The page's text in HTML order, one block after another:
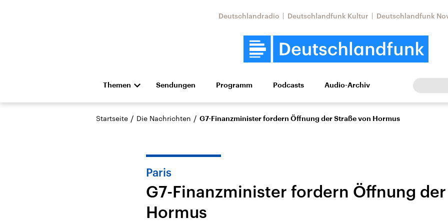
Deutschlandradio Deutschlandfunk Kultur Deutschlandfunk
Themen
Die Nachrichten Politik Wirtschaft Wissen Kultur Europa
Hörspiel und Feature Musik
Landtagswahl Sachsen-
Anhalt 2026
USA
Aktuelle Beiträge,
Sendungen Programm Podcasts Audio-Archiv
Startseite / Die Nachrichten / G7-Finanzminister fordern Öffnung der Straße von Hormus
Paris
G7-Finanzminister fordern Öffnung
Hormus